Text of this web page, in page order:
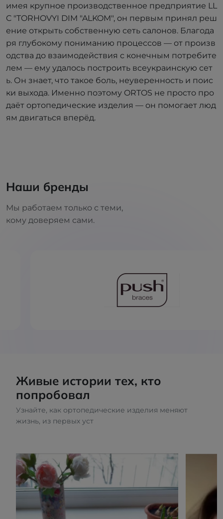
имея крупное производственное предприятие LL
C "TORHOVYI DIM "ALKOM", он первым принял реш
ение открыть собственную сеть салонов. Благода
ря глубокому пониманию процессов — от произв
одства до взаимодействия с конечным потребите
лем — ему удалось построить всеукраинскую сет
ь. Он знает, что такое боль, неуверенность и поис
ки выхода. Именно поэтому ORTOS не просто про
даёт ортопедические изделия — он помогает люд
ям двигаться вперёд.
Наши бренды
Мы работаем только с теми,
кому доверяем сами.
Живые истории тех, кто
попробовал
Узнайте, как ортопедические изделия меняют
жизнь, из первых уст